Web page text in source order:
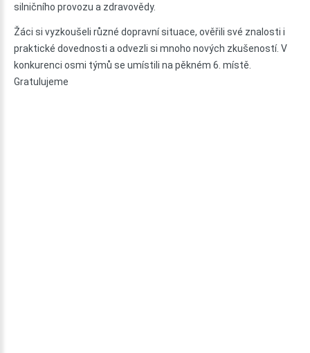
silničního provozu a zdravovědy.
Žáci si vyzkoušeli různé dopravní situace, ověřili své znalosti i
praktické dovednosti a odvezli si mnoho nových zkušeností. V
konkurenci osmi týmů se umístili na pěkném 6. místě.
Gratulujeme